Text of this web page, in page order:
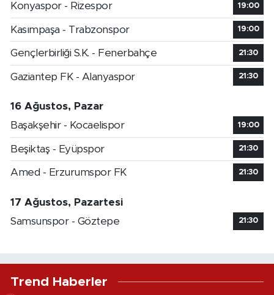
Konyaspor - Rizespor
19:00
Kasımpaşa - Trabzonspor 19:00
Gençlerbirliği S.K. - Fenerbahçe 21:30
Gaziantep FK - Alanyaspor 21:30
16 Ağustos, Pazar
Başakşehir - Kocaelispor
19:00
Beşiktaş - Eyüpspor 21:30
Amed - Erzurumspor FK 21:30
17 Ağustos, Pazartesi
Samsunspor - Göztepe
21:30
Trend Haberler